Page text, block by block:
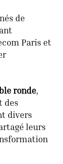
de
Paris et
ronde,
des
divers
leurs